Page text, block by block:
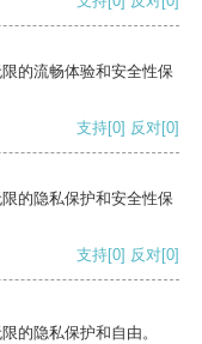
的流畅体验和安全性保
支持[0] 反对[0]
的隐私保护和安全性保
支持[0] 反对[0]
的隐私保护和自由。